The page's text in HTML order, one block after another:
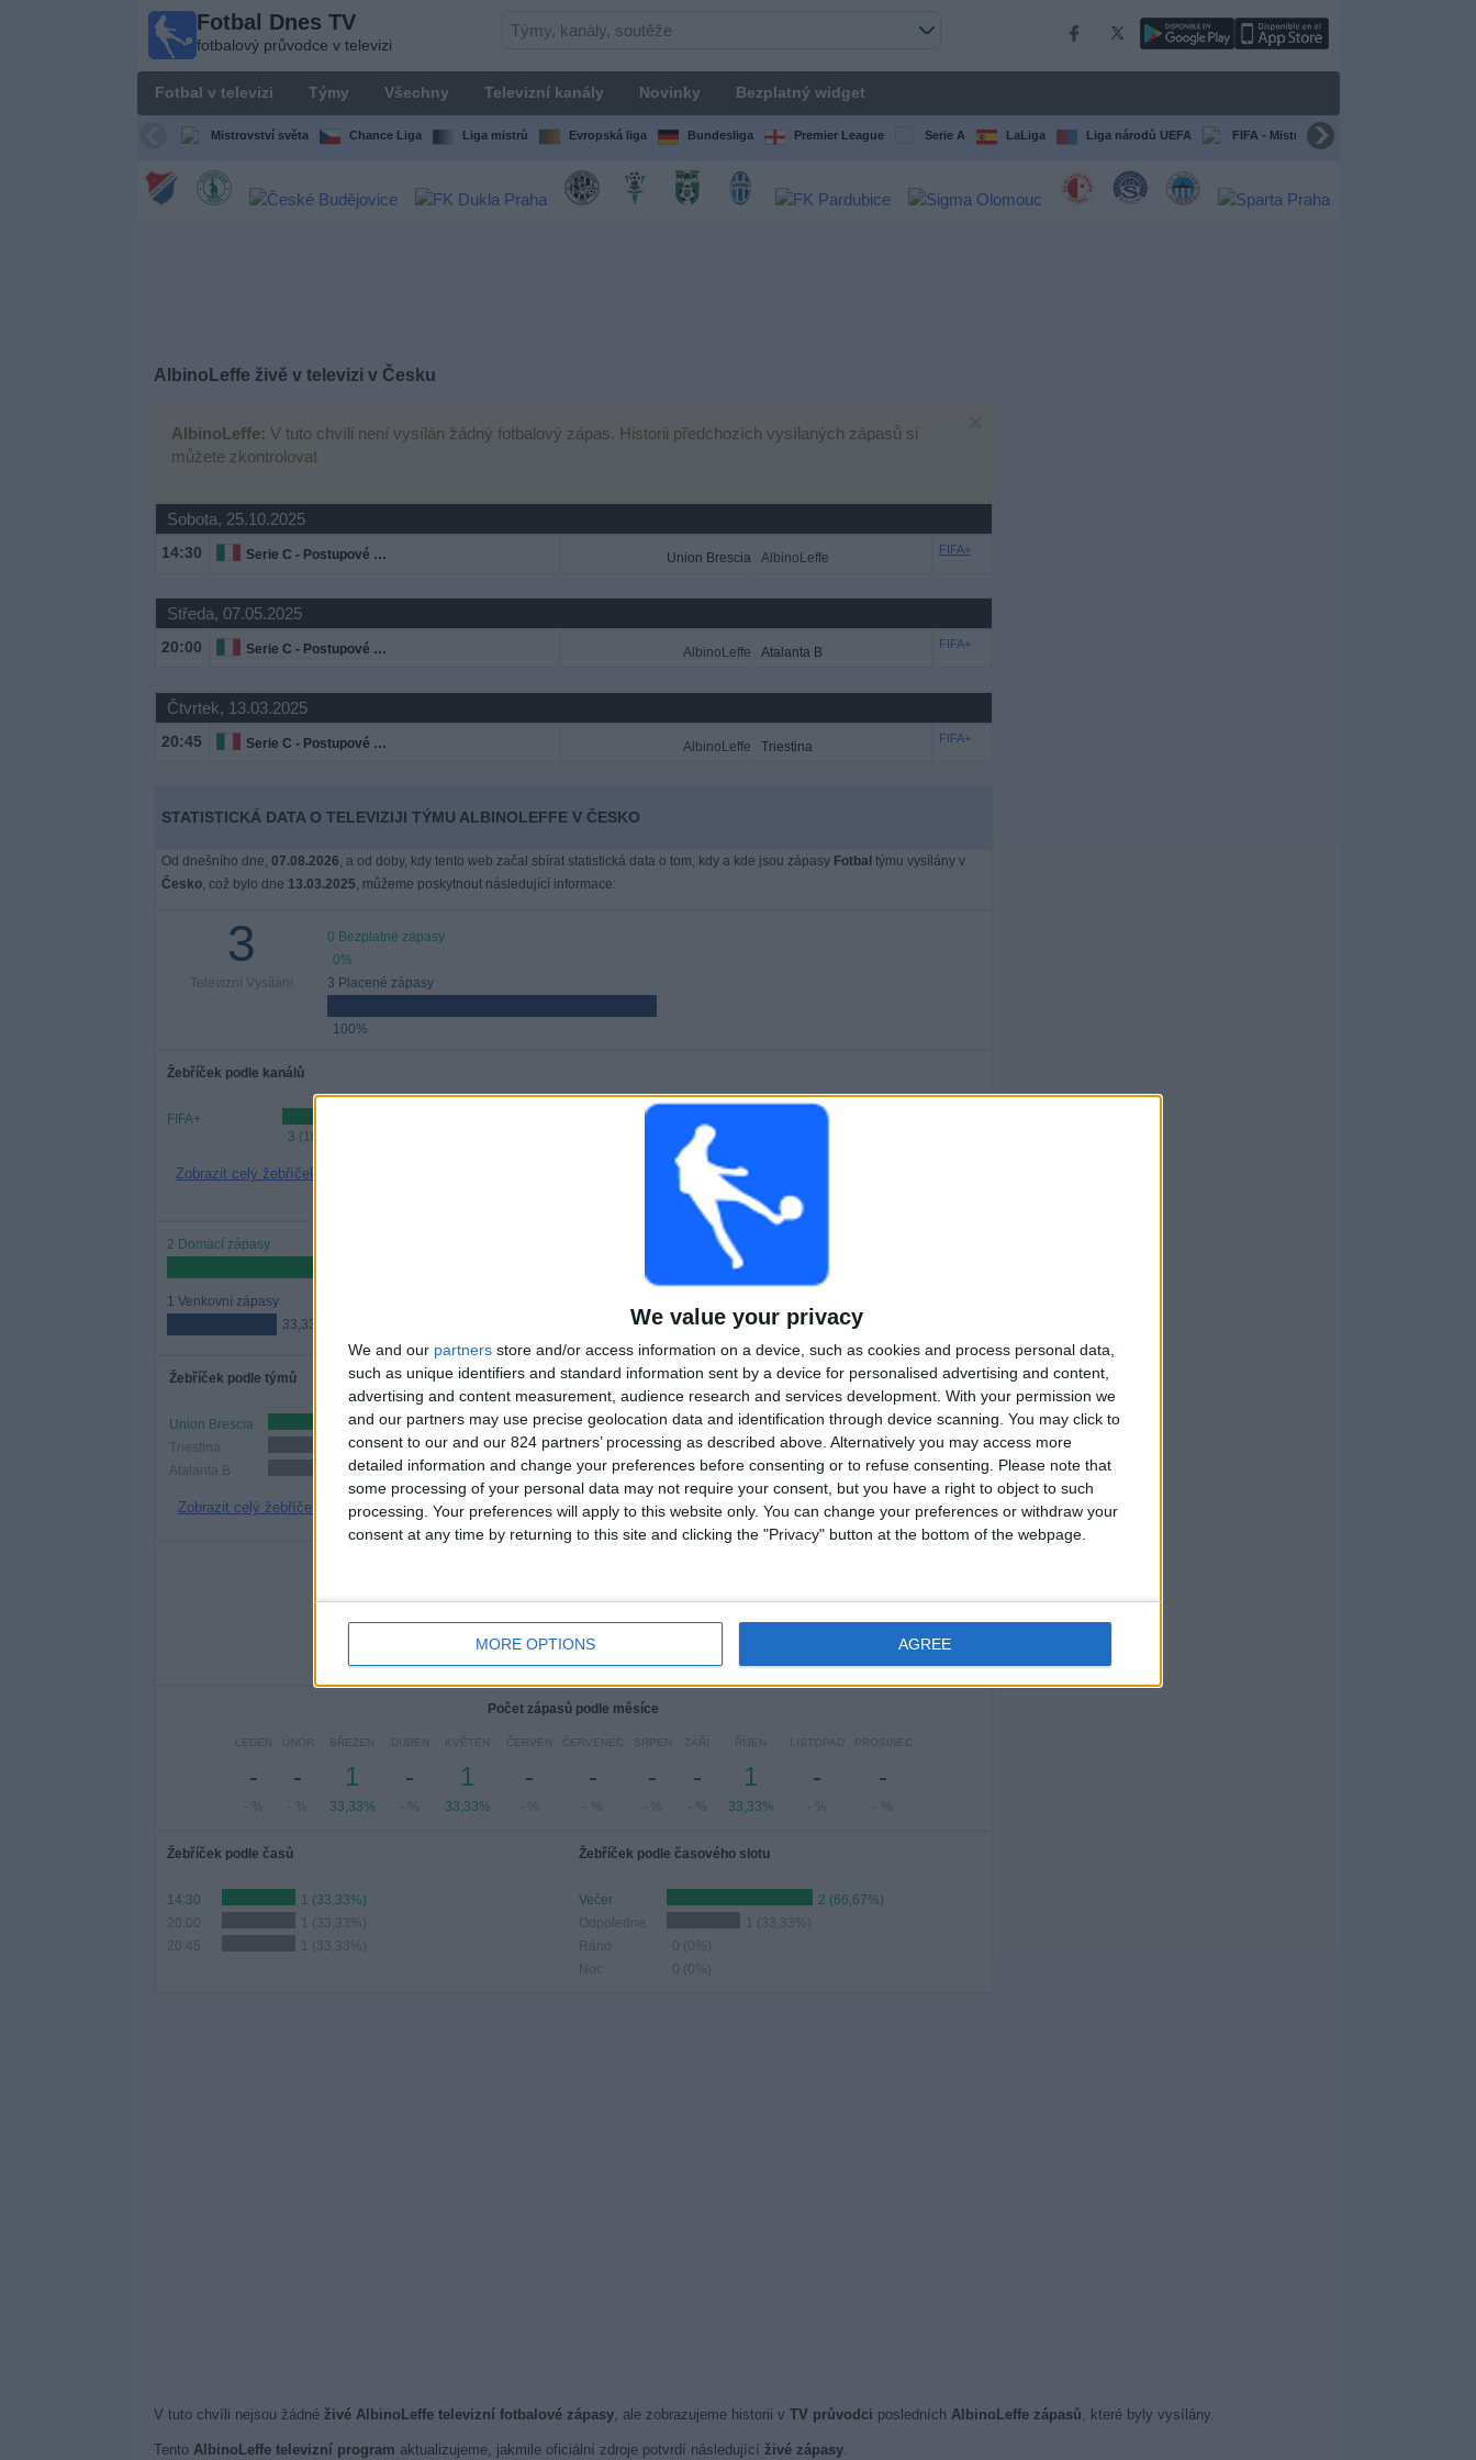
We value your privacy
We and our partners store and/or access information on a device, such as cookies and process personal data,
such as unique identifiers and standard information sent by a device for personalised advertising and content,
advertising and content measurement, audience research and services development. With your permission we
and our partners may use precise geolocation data and identification through device scanning. You may click to
consent to our and our 824 partners’ processing as described above. Alternatively you may access more
detailed information and change your preferences before consenting or to refuse consenting.
Please note that
some processing of your personal data may not require your consent, but you have a right to object to such
processing. Your preferences will apply to this website only. You can change your preferences or withdraw your
consent at any time by returning to this site and clicking the "Privacy" button at the bottom of the webpage.
MORE OPTIONS AGREE
Fotbal Dnes TV
fotbalový průvodce v televizi
Fotbal v televizi Týmy Všechny Televizní kanály Novinky Bezplatný widget
Mistrovství světa Chance Liga Liga mistrů Evropská liga Bundesliga Premier League Serie A LaLiga Liga národů UEFA FIFA - Mistrovství světa klubů
AlbinoLeffe živě v televizi v Česku
AlbinoLeffe: V tuto chvíli není vysílán žádný fotbalový zápas. Historii předchozích vysílaných zápasů si
můžete zkontrolovat
Sobota, 25.10.2025
14:30 Serie C - Postupové Play Off Union Brescia AlbinoLeffe
FIFA+
Středa, 07.05.2025
20:00 Serie C - Postupové Play Off AlbinoLeffe Atalanta B
FIFA+
Čtvrtek, 13.03.2025
20:45 Serie C - Postupové Play Off AlbinoLeffe Triestina
FIFA+
STATISTICKÁ DATA O TELEVIZIJI TÝMU ALBINOLEFFE V ČESKO
Od dnešního dne, 07.08.2026, a od doby, kdy tento web začal sbírat statistická data o tom, kdy a kde jsou zápasy Fotbal týmu vysílány v
Česko, což bylo dne 13.03.2025, můžeme poskytnout následující informace:
3
Televizní Vysílání
0 Bezplatné zápasy
0%
3 Placené zápasy
100%
Žebříček podle kanálů
FIFA+
3 (100%)
Zobrazit celý žebříček
DNY
zápasu
HRY
3
Po sobě jdoucí
2 Domácí zápasy
1 Venkovní zápasy
33,33%
VS Union
CELKEM
1
Soutěže
Žebříček podle týmů
Union Brescia
1 (33,33%)
Triestina
1 (33,33%)
Atalanta B
1 (33,33%)
Zobrazit celý žebříček
Žebříček podle soutěží
Serie C - Postupové Play Off 3 (100%)
Zobrazit celý žebříček
-
- %
-
- %
1
33,33%
1
33,33%
-
- %
1
33,33%
-
Počet zápasů podle měsíce
LEDEN
-
- %
ÚNOR
-
- %
BŘEZEN
1
33,33%
DUBEN
-
- %
KVĚTEN
1
33,33%
ČERVEN
-
- %
ČERVENEC
-
- %
SRPEN
-
- %
ZÁŘÍ
-
- %
ŘÍJEN
1
33,33%
LISTOPAD
-
- %
PROSINEC
-
- %
Žebříček podle časů
14:30
1 (33,33%)
20:00
1 (33,33%)
20:45
1 (33,33%)
Žebříček podle časového slotu
Večer
2 (66,67%)
Odpoledne
1 (33,33%)
Ráno
0 (0%)
Noc
0 (0%)
V tuto chvíli nejsou žádné živé AlbinoLeffe televizní fotbalové zápasy, ale zobrazujeme historii v TV průvodci posledních AlbinoLeffe zápasů, které byly vysílány.
Tento AlbinoLeffe televizní program aktualizujeme, jakmile oficiální zdroje potvrdí následující živé zápasy.